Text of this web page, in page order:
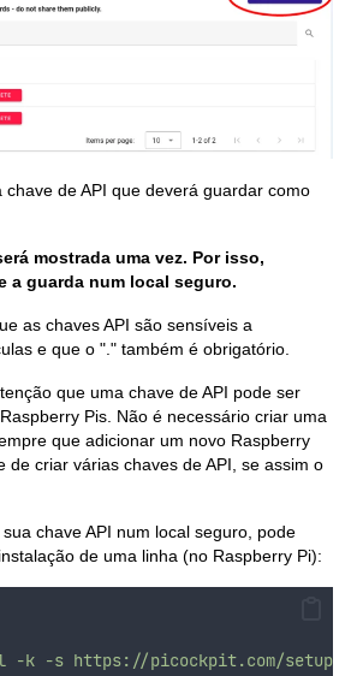
chave de API que deverá guardar como
mostrada uma vez. Por isso,
a guarda num local seguro.
as chaves API são sensíveis a
e que o "." também é obrigatório.
que uma chave de API pode ser
Pis. Não é necessário criar uma
que adicionar um novo Raspberry
de criar várias chaves de API, se assim o
chave API num local seguro, pode
de uma linha (no Raspberry Pi):
-k -s https://picockpit.com/